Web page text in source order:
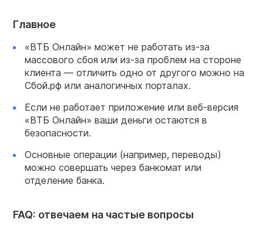
Главное
«ВТБ Онлайн» может не работать из-за
массового сбоя или из-за проблем на стороне
клиента — отличить одно от другого можно на
Сбой.рф или аналогичных порталах.
Если не работает приложение или веб-версия
«ВТБ Онлайн» ваши деньги остаются в
безопасности.
Основные операции (например, переводы)
можно совершать через банкомат или
отделение банка.
FAQ: отвечаем на частые вопросы